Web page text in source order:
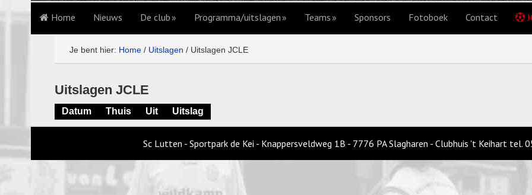
Home Nieuws De club Programma/uitslagen Teams Sponsors Fotoboek Contact
Je bent hier: Home / Uitslagen / Uitslagen JCLE
Uitslagen JCLE
Datum Thuis Uit Uitslag
Sc Lutten - Sportpark de Kei - Knappersveldweg 1B - 7776 PA Slagharen - Clubhuis 't Keihart tel.